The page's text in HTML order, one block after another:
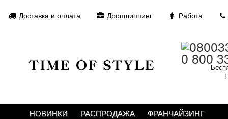
Доставка и оплата Дропшиппинг Работа
0 800
НОВИНКИ РАСПРОДАЖА ФРАНЧАЙЗИНГ